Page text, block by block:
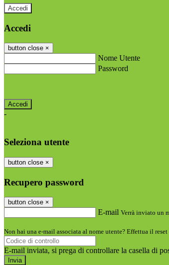
Accedi
Accedi
button close ×
Nome Utente
Password
-
Seleziona utente
button close ×
Recupero password
button close ×
E-mail Verrà inviato un
Non hai una e-mail associata al nome utente? Effettua il
E-mail inviata, si prega di controllare la casella di